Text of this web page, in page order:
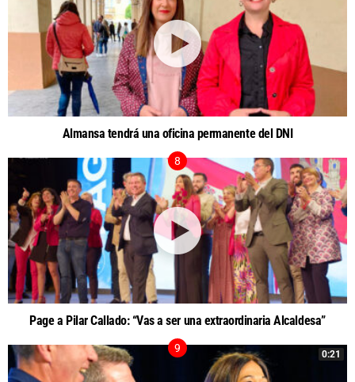
Almansa tendrá una oficina permanente del DNI
Page a Pilar Callado: “Vas a ser una extraordinaria Alcaldesa”
0:21